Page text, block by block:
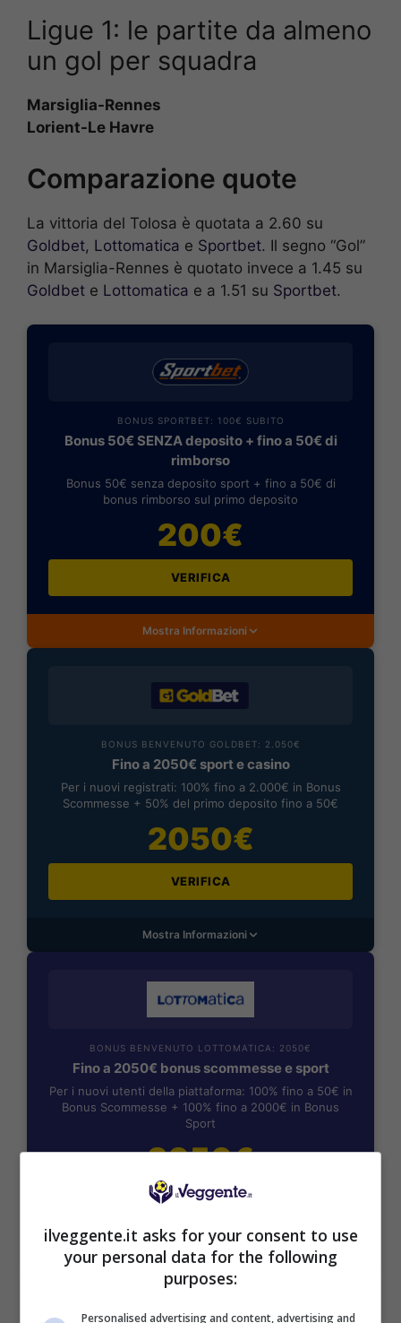
Ligue 1: le partite da almeno
un gol per squadra
Marsiglia-Rennes
Lorient-Le Havre
Comparazione quote
La vittoria del Tolosa è quotata a 2.60 su
Goldbet, Lottomatica e Sportbet. Il segno “Gol”
in Marsiglia-Rennes è quotato invece a 1.45 su
Goldbet e Lottomatica e a 1.51 su Sportbet.
BONUS SPORTBET: 100€ SUBITO
Bonus 50€ SENZA deposito + fino a 50€ di
rimborso
Bonus 50€ senza deposito sport + fino a 50€ di
bonus rimborso sul primo deposito
200€
VERIFICA
Mostra Informazioni
BONUS BENVENUTO GOLDBET: 2.050€
Fino a 2050€ sport e casino
Per i nuovi registrati: 100% fino a 2.000€ in Bonus
Scommesse + 50% del primo deposito fino a 50€
2050€
VERIFICA
Mostra Informazioni
BONUS BENVENUTO LOTTOMATICA: 2050€
Fino a 2050€ bonus scommesse e sport
Per i nuovi utenti della piattaforma: 100% fino a 50€ in
Bonus Scommesse + 100% fino a 2000€ in Bonus
Sport
2050€
VERIFICA
Mostra Informazioni
ilveggente.it asks for your consent to use
your personal data for the following
purposes:
Personalised advertising and content, advertising and